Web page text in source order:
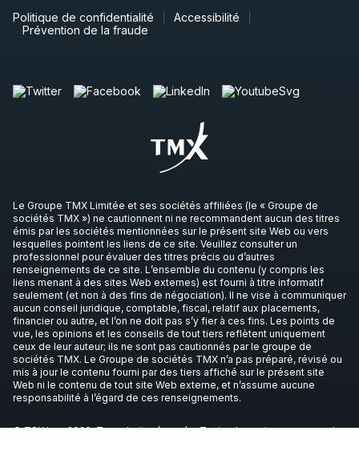
Politique de confidentialité
Accessibilité
Prévention de la fraude
Le Groupe TMX Limitée et ses sociétés affiliées (le « Groupe de
sociétés TMX ») ne cautionnent ni ne recommandent aucun des titres
émis par les sociétés mentionnées sur le présent site Web ou vers
lesquelles pointent les liens de ce site. Veuillez consulter un
professionnel pour évaluer des titres précis ou d’autres
renseignements de ce site. L’ensemble du contenu (y compris les
liens menant à des sites Web externes) est fourni à titre informatif
seulement (et non à des fins de négociation). Il ne vise à communiquer
aucun conseil juridique, comptable, fiscal, relatif aux placements,
financier ou autre, et l’on ne doit pas s’y fier à ces fins. Les points de
vue, les opinions et les conseils de tout tiers reflètent uniquement
ceux de leur auteur; ils ne sont pas cautionnés par le groupe de
sociétés TMX. Le Groupe de sociétés TMX n’a pas préparé, révisé ou
mis à jour le contenu fourni par des tiers affiché sur le présent site
Web ni le contenu de tout site Web externe, et n’assume aucune
responsabilité à l’égard de ces renseignements.
© TSX Inc., 2026. Tous droits réservés. Toutes les autres marques de